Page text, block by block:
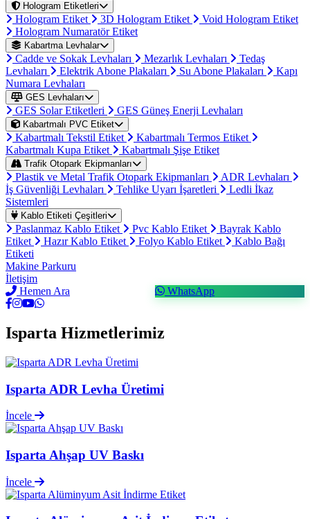
Hologram Etiketleri
Hologram Etiket 3D Hologram Etiket
Void Hologram Etiket
Hologram Numaratör Etiket
Kabartma Levhalar
Cadde ve Sokak Levhaları Mezarlık Levhaları
Tedaş
Levhaları
Elektrik Abone Plakaları Su Abone Plakaları
Kapı
Numara Levhaları
GES Levhaları
GES Solar Etiketleri GES Güneş Enerji Levhaları
Kabartmalı PVC Etiket
Kabartmalı Tekstil Etiket
Kabartmalı Termos Etiket
Kabartmalı Kupa Etiket
Kabartmalı Şişe Etiket
Trafik Otopark Ekipmanları
Plastik ve Metal Trafik Otopark Ekipmanları
ADR Levhaları
İş Güvenliği Levhaları
Tehlike Uyarı İşaretleri
Ledli İkaz
Sistemleri
Kablo Etiketi Çeşitleri
Paslanmaz Kablo Etiket Pvc Kablo Etiket
Bayrak Kablo
Etiket
Hazır Kablo Etiket Folyo Kablo Etiket
Kablo Bağı
Etiketi
Makine Parkuru
İletişim
Hemen Ara
WhatsApp
Isparta Hizmetlerimiz
Isparta ADR Levha Üretimi
İncele
Isparta Ahşap UV Baskı
İncele